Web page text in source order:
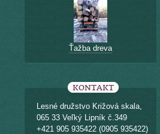
Ťažba dreva
KONTAKT
Lesné družstvo Križová skala,
065 33 Veľký Lipník č.349
+421 905 935422 (0905 935422)